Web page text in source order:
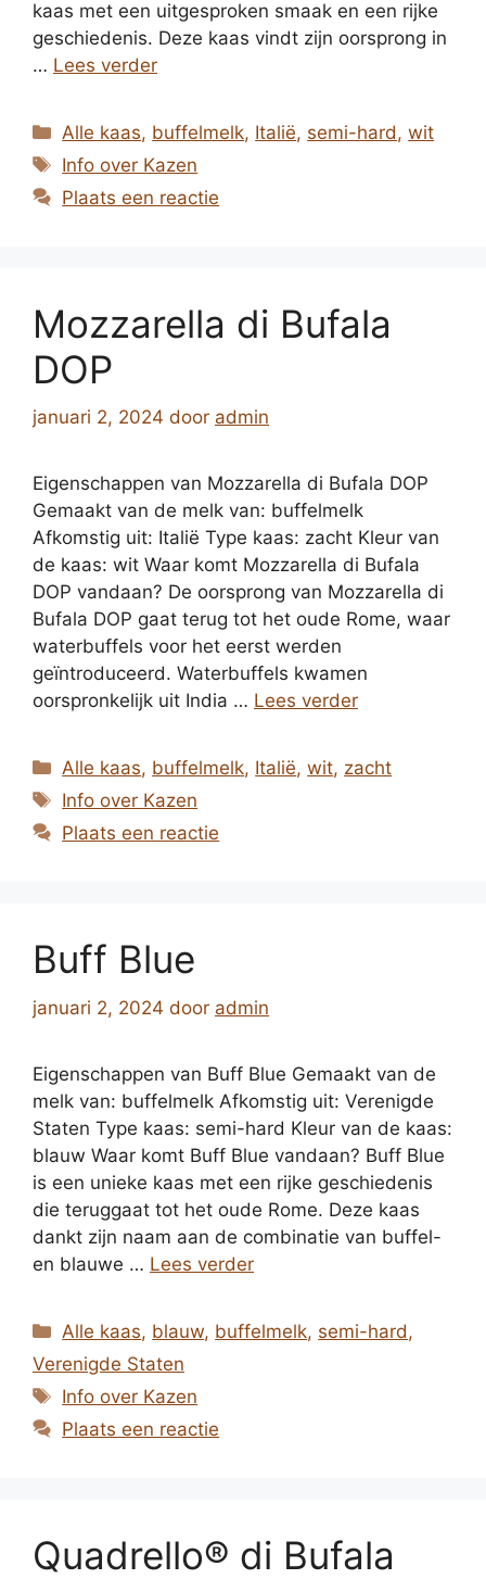
kaas met een uitgesproken smaak en een rijke
geschiedenis. Deze kaas vindt zijn oorsprong in
… Lees verder
Categorieën
Alle kaas, buffelmelk, Italië, semi-hard,wit
Tags
Info over Kazen
Plaats een reactie
Mozzarella di Bufala
DOP
januari 2, 2024 door admin
Eigenschappen van Mozzarella di Bufala DOP
Gemaakt van de melk van: buffelmelk
Afkomstig uit: Italië Type kaas: zacht Kleur van
de kaas: wit Waar komt Mozzarella di Bufala
DOP vandaan? De oorsprong van Mozzarella di
Bufala DOP gaat terug tot het oude Rome, waar
waterbuffels voor het eerst werden
geïntroduceerd. Waterbuffels kwamen
oorspronkelijk uit India … Lees verder
Categorieën
Alle kaas, buffelmelk, Italië,wit, zacht
Tags
Info over Kazen
Plaats een reactie
Buff Blue
januari 2, 2024 door admin
Eigenschappen van Buff Blue Gemaakt van de
melk van: buffelmelk Afkomstig uit: Verenigde
Staten Type kaas: semi-hard Kleur van de kaas:
blauw Waar komt Buff Blue vandaan? Buff Blue
is een unieke kaas met een rijke geschiedenis
die teruggaat tot het oude Rome. Deze kaas
dankt zijn naam aan de combinatie van buffel-
en blauwe … Lees verder
Categorieën
Alle kaas, blauw, buffelmelk, semi-hard,
Verenigde Staten
Tags
Info over Kazen
Plaats een reactie
Quadrello® di Bufala